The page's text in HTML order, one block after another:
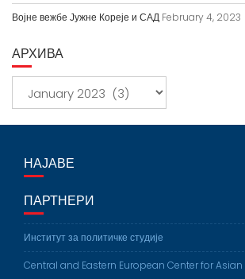
Војне вежбе Јужне Кореје и САД February 4, 2023
АРХИВА
х
НАЈАВЕ
ПАРТНЕРИ
Институт за политичке студије
Central and Eastern European Center for